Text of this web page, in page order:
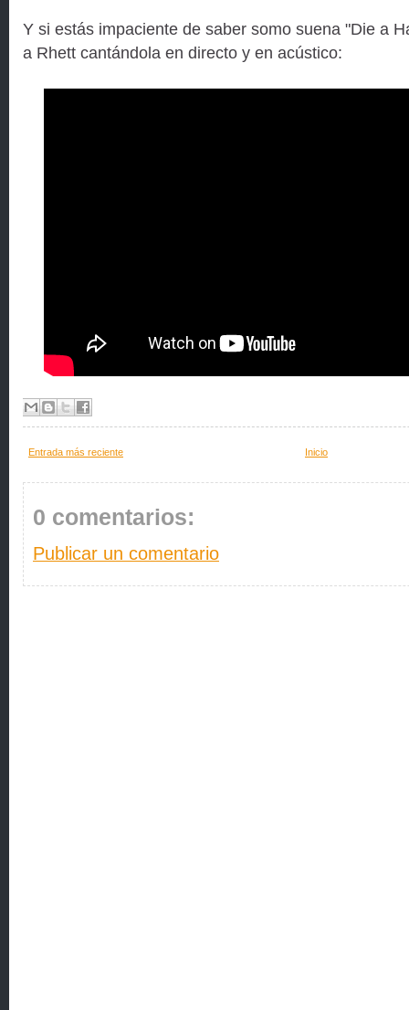
Y si estás impaciente de saber somo suena "Die a
a Rhett cantándola en directo y en acústico:
Entrada más reciente Inicio
0 comentarios:
Publicar un comentario